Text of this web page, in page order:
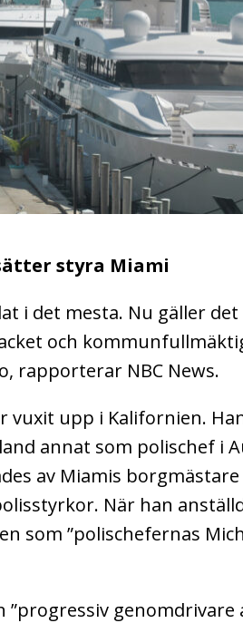
styra Miami
i det mesta. Nu gäller det
och
rapporterar NBC News.
vuxit upp i Kalifornien.
annat som polischef i
av Miamis borgmästare
När han
som ”polischefernas
genomdrivare